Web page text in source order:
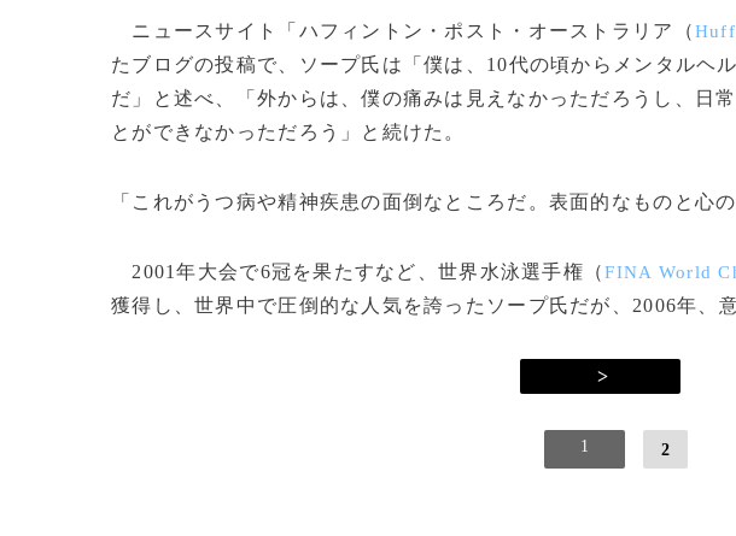
ニュースサイト「ハフィントン・ポスト・オーストラリア（
たブログの投稿で、ソープ氏は「僕は、10代の頃からメンタルヘ
だ」と述べ、「外からは、僕の痛みは見えなかっただろうし、日
とができなかっただろう」と続けた。
「これがうつ病や精神疾患の面倒なところだ。表面的なものと心
2001年大会で6冠を果たすなど、世界水泳選手権（FINA World
獲得し、世界中で圧倒的な人気を誇ったソープ氏だが、2006年、
>
1 2